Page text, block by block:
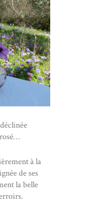
à la
de ses
la belle